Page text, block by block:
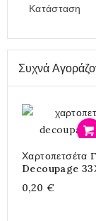
Κατάσταση
Συχνά
Χαρτοπετσέτα
Decoupage
0,20 €